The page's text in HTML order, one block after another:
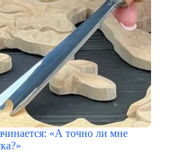
«А точно ли мне